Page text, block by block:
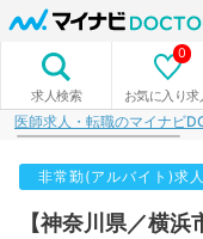
求人検索 お気に入り求
0
医師求人・転職のマイナビ
非常勤(アルバイト)求人
【神奈川県／横